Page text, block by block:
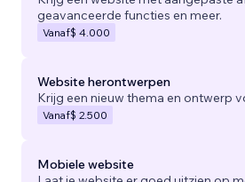
geavanceerde functies en meer.
Vanaf$ 4.000
Website herontwerpen
Krijg een nieuw thema en ontwerp
Vanaf$ 2.500
Mobiele website